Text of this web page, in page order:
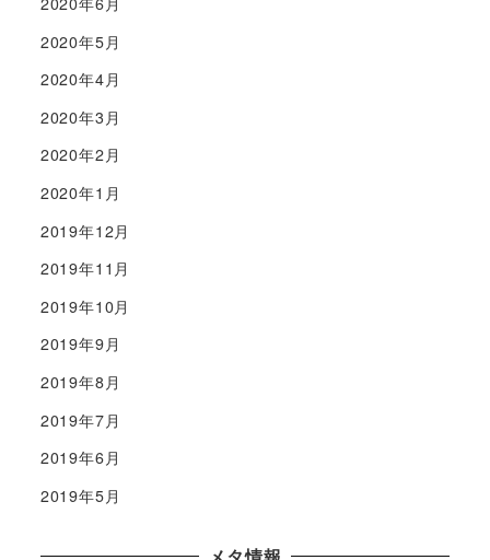
2020年5月
2020年4月
2020年3月
2020年2月
2020年1月
2019年12月
2019年11月
2019年10月
2019年9月
2019年8月
2019年7月
2019年6月
2019年5月